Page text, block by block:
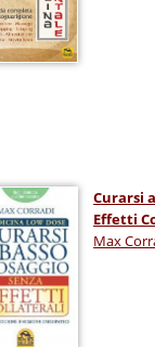
Curarsi
Effetti
Max